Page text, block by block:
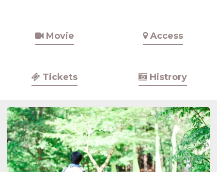
Movie Access
Tickets Histrory